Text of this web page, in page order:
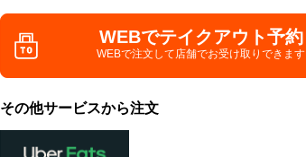
WEBでテイクアウト予約
WEBで注文して 店舗でお受け取りできます
その他サービスから注文